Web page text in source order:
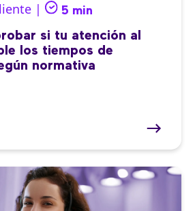
| 5 min
si tu atención al
los tiempos de
normativa